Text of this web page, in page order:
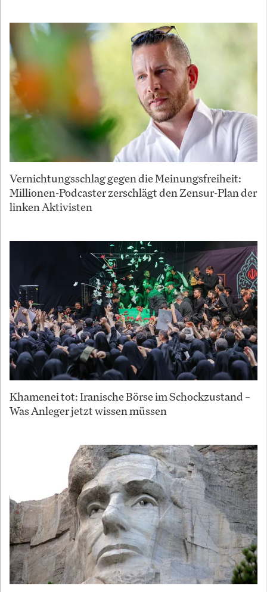
Vernichtungsschlag gegen die Meinungsfreiheit:
Millionen-Podcaster zerschlägt den Zensur-Plan der
linken Aktivisten
Khamenei tot: Iranische Börse im Schockzustand –
Was Anleger jetzt wissen müssen